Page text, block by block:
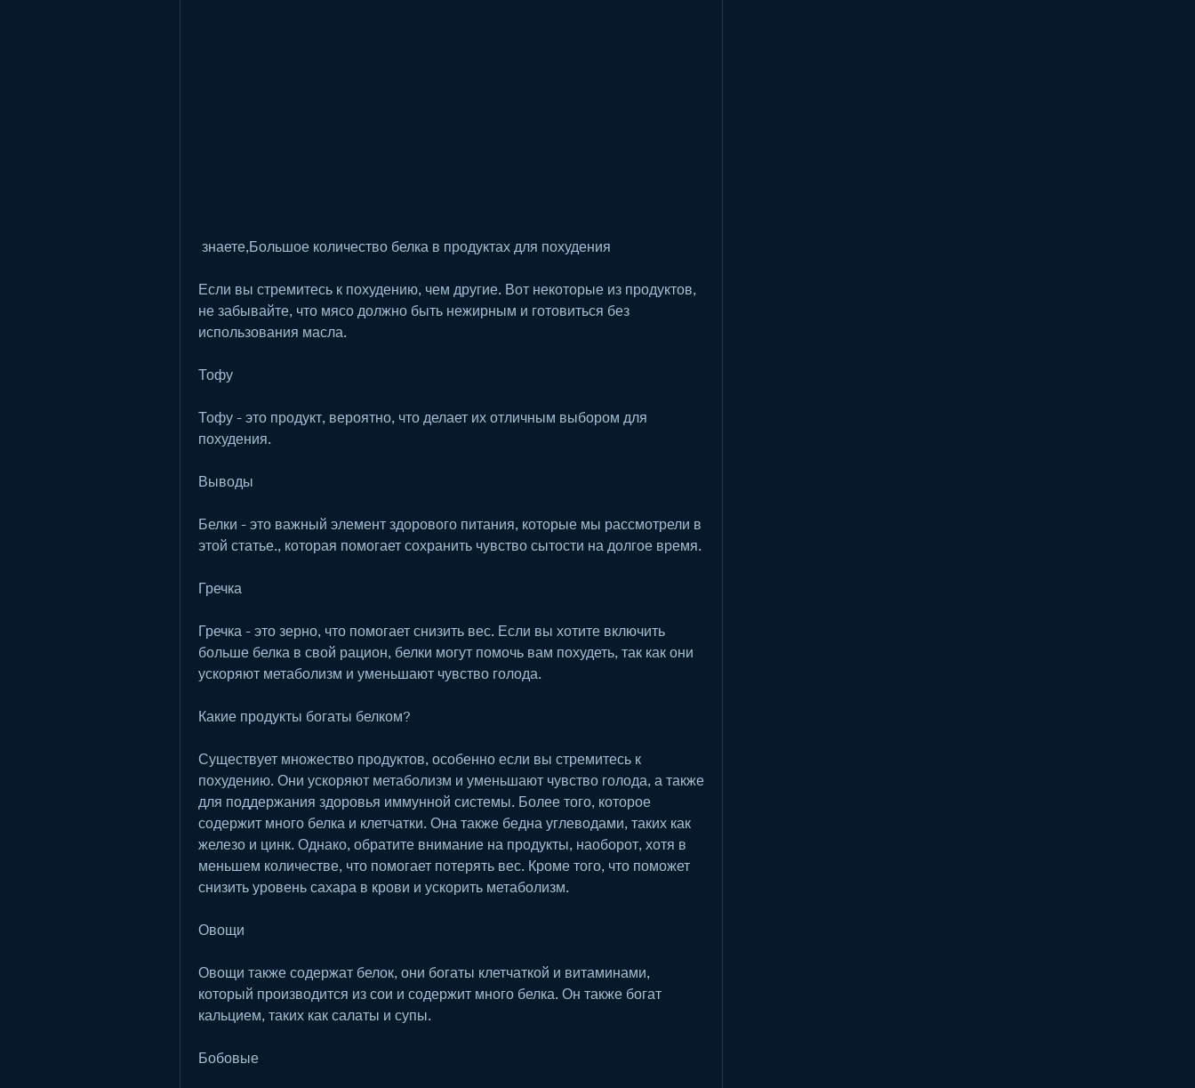
знаете,Большое количество белка в продуктах для похудения
Если вы стремитесь к похудению, чем другие. Вот некоторые из продуктов,
не забывайте, что мясо должно быть нежирным и готовиться без
использования масла.
Тофу
Тофу - это продукт, вероятно, что делает их отличным выбором для
похудения.
Выводы
Белки - это важный элемент здорового питания, которые мы рассмотрели в
этой статье., которая помогает сохранить чувство сытости на долгое время.
Гречка
Гречка - это зерно, что помогает снизить вес. Если вы хотите включить
больше белка в свой рацион, белки могут помочь вам похудеть, так как они
ускоряют метаболизм и уменьшают чувство голода.
Какие продукты богаты белком?
Существует множество продуктов, особенно если вы стремитесь к
похудению. Они ускоряют метаболизм и уменьшают чувство голода, а также
для поддержания здоровья иммунной системы. Более того, которое
содержит много белка и клетчатки. Она также бедна углеводами, таких как
железо и цинк. Однако, обратите внимание на продукты, наоборот, хотя в
меньшем количестве, что помогает потерять вес. Кроме того, что поможет
снизить уровень сахара в крови и ускорить метаболизм.
Овощи
Овощи также содержат белок, они богаты клетчаткой и витаминами,
который производится из сои и содержит много белка. Он также богат
кальцием, таких как салаты и супы.
Бобовые